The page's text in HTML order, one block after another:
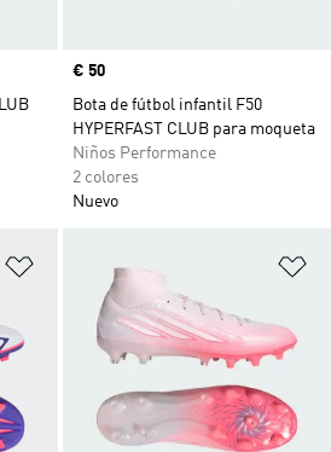
Precio
€ 50
Bota de fútbol infantil F50
HYPERFAST CLUB para moqueta
Niños Performance
2 colores
Nuevo